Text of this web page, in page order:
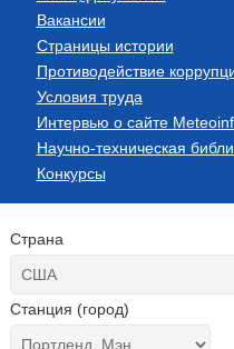
Вакансии
Страницы истории
Противодействие
Условия труда
Интервью о сайте
Научно-техническая
Конкурсы
Страна
Станция (город)